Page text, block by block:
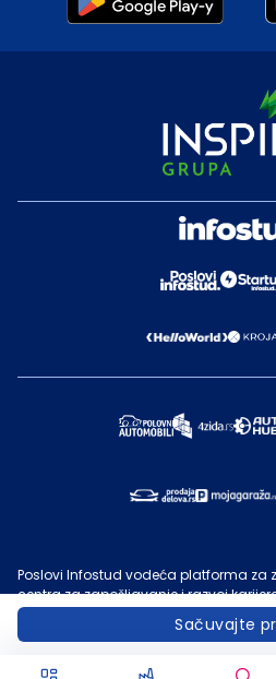
Sačuvajte
Poslovi Infostud vodeća platforma za
centra za zapošljavanje i razvoj
©
Infostud rešenja d.o.o. Subotica
Poslovi.infostud.com
je vlasništvo
u druge svrhe, osim za lične potrebe